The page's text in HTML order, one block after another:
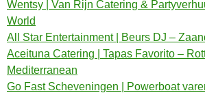
Wentsy | Van Rijn Catering &
World
All Star Entertainment | Beurs DJ –
Aceituna Catering | Tapas Favorito –
Mediterranean
Go Fast Scheveningen | Powerboat